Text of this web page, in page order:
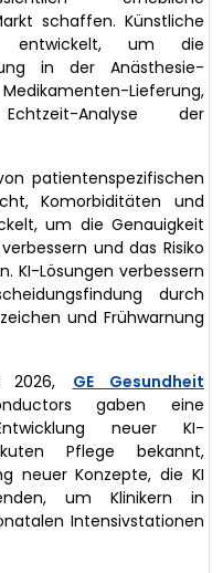
schaffen. Künstliche
entwickelt, um die
in der Anästhesie-
Lieferung,
Analyse der
patientenspezifischen
Komorbiditäten und
um die Genauigkeit
und das Risiko
KI-Lösungen verbessern
durch
und Frühwarnung
2026, GE Gesundheit
gaben eine
neuer KI-
Pflege bekannt,
neuer Konzepte, die KI
um Klinikern in
Intensivstationen